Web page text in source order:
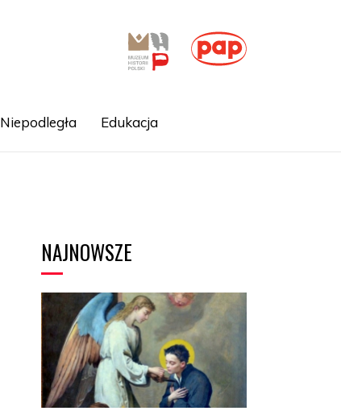
Niepodległa Edukacja
NAJNOWSZE